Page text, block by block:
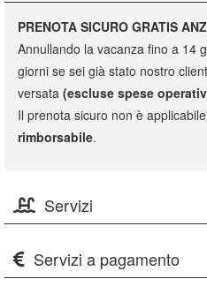
PRENOTA SICURO GRATIS
Annullando la vacanza fino a 14
giorni se sei già stato nostro
versata (escluse spese
Il prenota sicuro non è
rimborsabile.
Servizi
Servizi a pagamento